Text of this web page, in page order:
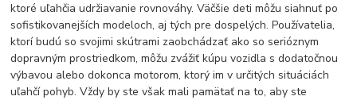
ktoré uľahčia udržiavanie rovnováhy. Väčšie deti môžu siahnuť po
sofistikovanejších modeloch, aj tých pre dospelých. Používatelia,
ktorí budú so svojimi skútrami zaobchádzať ako so serióznym
dopravným prostriedkom, môžu zvážiť kúpu vozidla s dodatočnou
výbavou alebo dokonca motorom, ktorý im v určitých situáciách
uľahčí pohyb. Vždy by ste však mali pamätať na to, aby ste